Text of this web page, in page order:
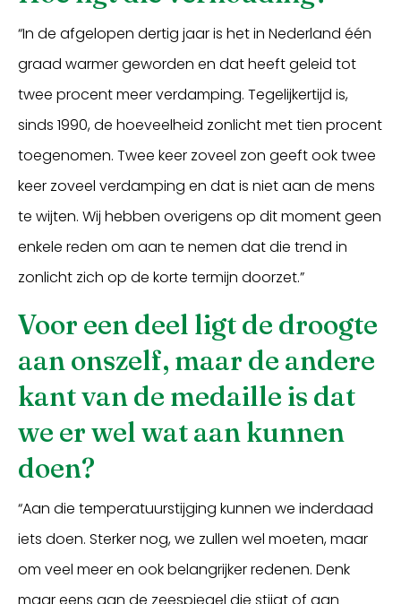
“In de afgelopen dertig jaar is het in Nederland één
graad warmer geworden en dat heeft geleid tot
twee procent meer verdamping. Tegelijkertijd is,
sinds 1990, de hoeveelheid zonlicht met tien procent
toegenomen. Twee keer zoveel zon geeft ook twee
keer zoveel verdamping en dat is niet aan de mens
te wijten. Wij hebben overigens op dit moment geen
enkele reden om aan te nemen dat die trend in
zonlicht zich op de korte termijn doorzet.”
Voor een deel ligt de droogte
aan onszelf, maar de andere
kant van de medaille is dat
we er wel wat aan kunnen
doen?
“Aan die temperatuurstijging kunnen we inderdaad
iets doen. Sterker nog, we zullen wel moeten, maar
om veel meer en ook belangrijker redenen. Denk